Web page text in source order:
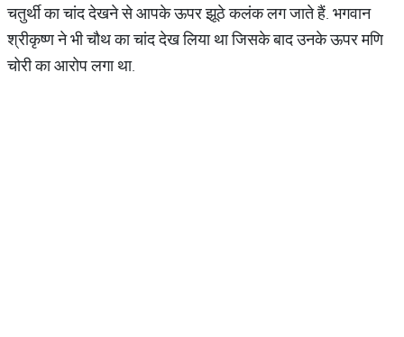
चतुर्थी का चांद देखने से आपके ऊपर झूठे कलंक लग जाते हैं. भगवान
श्रीकृष्ण ने भी चौथ का चांद देख लिया था जिसके बाद उनके ऊपर मणि
चोरी का आरोप लगा था.